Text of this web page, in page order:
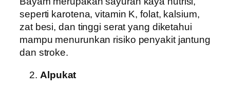
seperti karotena, vitamin K, folat, kalsium,
zat besi, dan tinggi serat yang diketahui
mampu menurunkan risiko penyakit jantung
dan stroke.
Alpukat